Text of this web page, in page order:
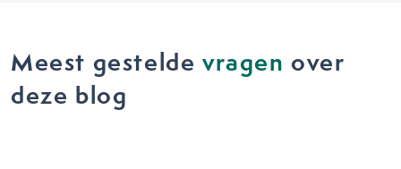
Meest gesteldevragen over
deze blog